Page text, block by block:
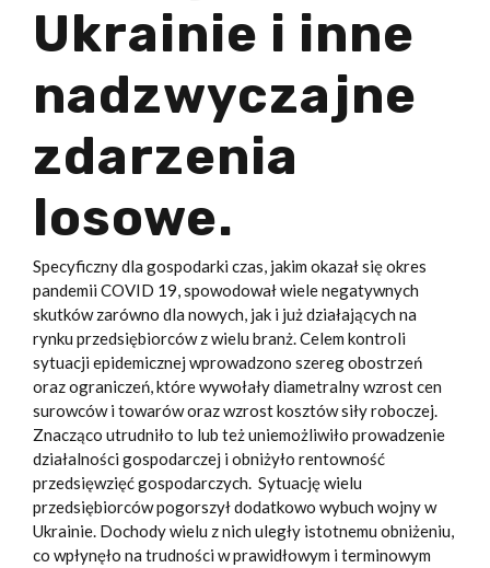
Ukrainie i inne
nadzwyczajne
zdarzenia
losowe.
Specyficzny dla gospodarki czas, jakim okazał się okres
pandemii COVID 19, spowodował wiele negatywnych
skutków zarówno dla nowych, jak i już działających na
rynku przedsiębiorców z wielu branż. Celem kontroli
sytuacji epidemicznej wprowadzono szereg obostrzeń
oraz ograniczeń, które wywołały diametralny wzrost cen
surowców i towarów oraz wzrost kosztów siły roboczej.
Znacząco utrudniło to lub też uniemożliwiło prowadzenie
działalności gospodarczej i obniżyło rentowność
przedsięwzięć gospodarczych. Sytuację wielu
przedsiębiorców pogorszył dodatkowo wybuch wojny w
Ukrainie. Dochody wielu z nich uległy istotnemu obniżeniu,
co wpłynęło na trudności w prawidłowym i terminowym